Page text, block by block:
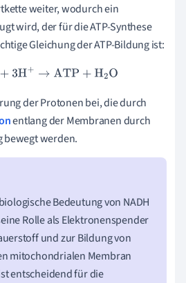
weiter, wodurch ein
wird, der für die ATP-Synthese
Gleichung der ATP-Bildung ist:
+P +3H+ →ATP+H2O
der Protonen bei, die durch
entlang der Membranen durch
werden.
Bedeutung von NADH
Rolle als Elektronenspender
und zur Bildung von
mitochondrialen Membran
entscheidend für die